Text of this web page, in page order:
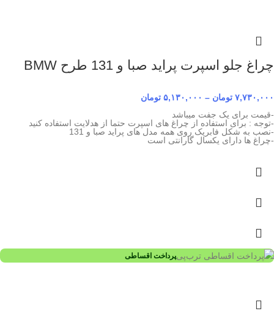
چراغ جلو اسپرت پراید صبا و 131 طرح BMW
۷,۷۳۰,۰۰۰ تومان – ۵,۱۳۰,۰۰۰ تومان
-قیمت برای یک جفت میباشد
-توجه : برای استفاده از چراغ های اسپرت حتما از هدلایت استفاده کنید
-نصب به شکل فابریک روی همه مدل های پراید صبا و 131
-چراغ ها دارای یکسال گارانتی است
پرداخت اقساطی